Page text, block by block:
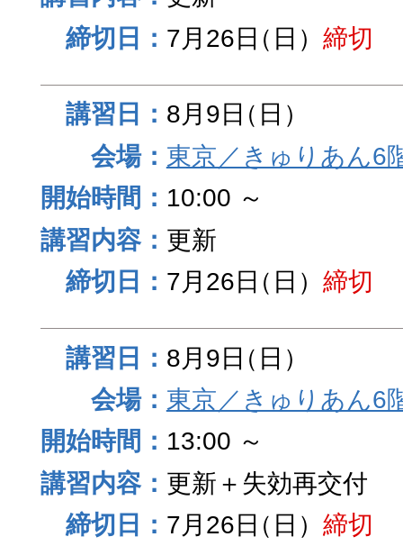
7月26日（日） 締切
8月9日（日）
東京／きゅりあん6
10:00 ～
更新
7月26日（日） 締切
8月9日（日）
東京／きゅりあん6
13:00 ～
更新＋失効再交付
7月26日（日） 締切